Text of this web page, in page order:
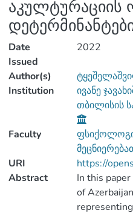
აკულტურაციის
Date
Issued
2022
Author(s)
Institution
ივანე
თბილისის
Faculty
URI
https://
Abstract
In this
of